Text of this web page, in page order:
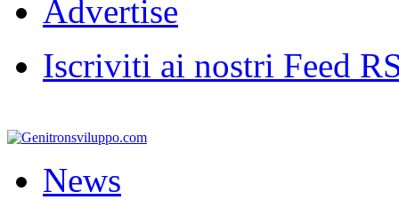
Advertise
Iscriviti ai nostri Feed
News